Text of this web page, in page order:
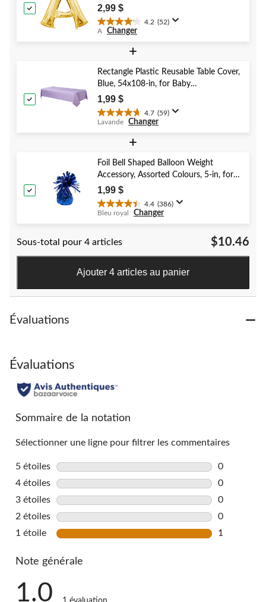
Birthday/Graduation/Baby
Shower/Wedding
2,99 $
4.2 (52)
4.2
étoile(s)
52
évaluations
A Changer
+
Rectangle Plastic Reusable Table Cover,
Blue, 54x108-in, for Baby
Shower/Hanukkah/Birthday Party
1,99 $
4.7 (59)
4.7
59
évaluations
Lavande Changer
+
Foil Bell Shaped Balloon Weight
Accessory, Assorted Colours, 5-in, for
Birthday/Anniversary/Graduation/New
Year's Eve
1,99 $
4.4 (386)
4.4
5.
386
Bleu royal Changer
Sous-total pour 4 articles $10.46
Ajouter 4 articles au panier
Évaluations
Évaluations
Sommaire de la notation
Sélectionner une ligne pour filtrer les commentaires
5 étoiles étoiles
0
0
4 étoiles étoiles
0
0
3 étoiles étoiles
0
0
2 étoiles étoiles
0
0
1 étoile étoiles
1
Note générale
1.0